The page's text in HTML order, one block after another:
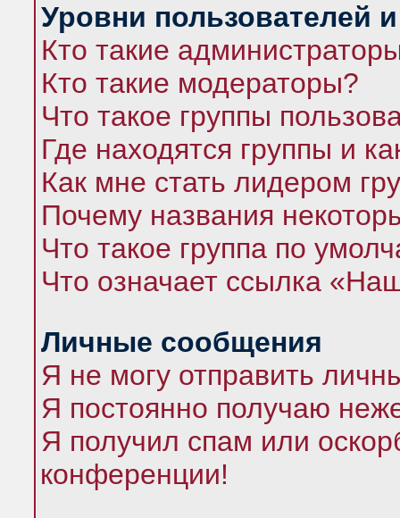
Уровни пользователей
Кто такие
Кто такие модераторы?
Что такое группы
Где находятся группы и
Как мне стать лидером
Почему названия
Что такое группа по
Что означает ссылка
Личные сообщения
Я не могу отправить
Я постоянно получаю
Я получил спам или
конференции!